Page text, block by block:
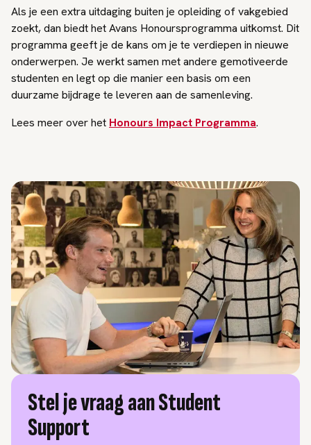
Als je een extra uitdaging buiten je opleiding of vakgebied
zoekt, dan biedt het Avans Honoursprogramma uitkomst. Dit
programma geeft je de kans om je te verdiepen in nieuwe
onderwerpen. Je werkt samen met andere gemotiveerde
studenten en legt op die manier een basis om een
duurzame bijdrage te leveren aan de samenleving.
Lees meer over het Honours Impact Programma.
Stel je vraag aan Student
Support